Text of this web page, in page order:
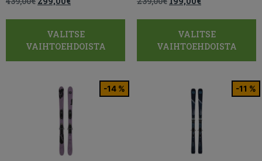
VALITSE
VAIHTOEHDOISTA
VALITSE
VAIHTOEHDOISTA
-14 % -11 %